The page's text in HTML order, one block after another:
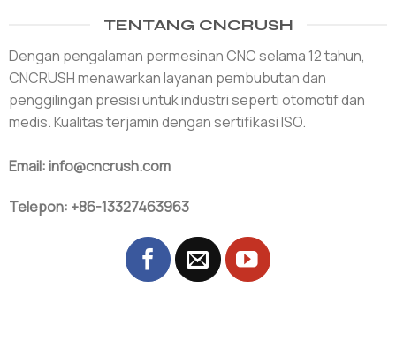
TENTANG CNCRUSH
Dengan pengalaman permesinan CNC selama 12 tahun,
CNCRUSH menawarkan layanan pembubutan dan
penggilingan presisi untuk industri seperti otomotif dan
medis. Kualitas terjamin dengan sertifikasi ISO.
Email: info@cncrush.com
Telepon: +86-13327463963